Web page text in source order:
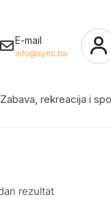
E-mail
info@sync.ba
Zabava, rekreacija i
rezultat